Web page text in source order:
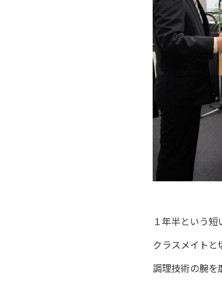
１年半という短
クラスメイトと
調理技術の腕を